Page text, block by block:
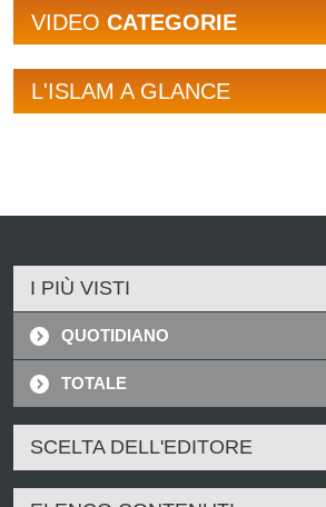
VIDEO CATEGORIE
L'ISLAM A GLANCE
I PIÙ VISTI
QUOTIDIANO
TOTALE
SCELTA DELL'EDITORE